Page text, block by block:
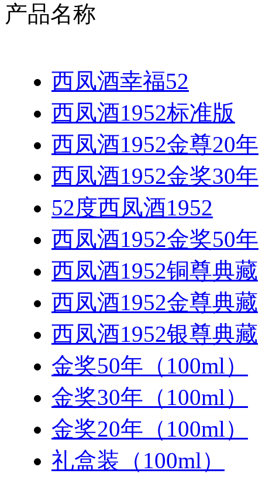
产品名称
西凤酒幸福52
西凤酒1952标准版
西凤酒1952金尊20年
西凤酒1952金奖30年
52度西凤酒1952
西凤酒1952金奖50年
西凤酒1952铜尊典藏
西凤酒1952金尊典藏
西凤酒1952银尊典藏
金奖50年（100ml）
金奖30年（100ml）
金奖20年（100ml）
礼盒装（100ml）